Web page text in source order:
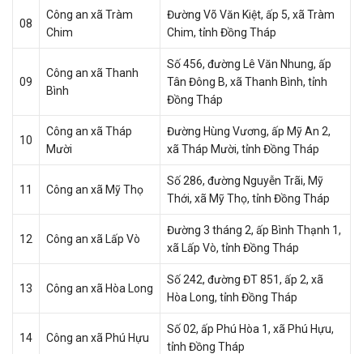
08
Công an xã Tràm
Chim
Đường Võ Văn Kiệt, ấp 5, xã Tràm
Chim, tỉnh Đồng Tháp
09
Công an xã Thanh
Bình
Số 456, đường Lê Văn Nhung, ấp
Tân Đông B, xã Thanh Bình, tỉnh
Đồng Tháp
10
Công an xã Tháp
Mười
Đường Hùng Vương, ấp Mỹ An 2,
xã Tháp Mười, tỉnh Đồng Tháp
11 Công an xã Mỹ Thọ
Số 286, đường Nguyễn Trãi, Mỹ
Thới, xã Mỹ Thọ, tỉnh Đồng Tháp
12 Công an xã Lấp Vò
Đường 3 tháng 2, ấp Bình Thạnh 1,
xã Lấp Vò, tỉnh Đồng Tháp
13 Công an xã Hòa Long
Số 242, đường ĐT 851, ấp 2, xã
Hòa Long, tỉnh Đồng Tháp
14 Công an xã Phú Hựu
Số 02, ấp Phú Hòa 1, xã Phú Hựu,
tỉnh Đồng Tháp